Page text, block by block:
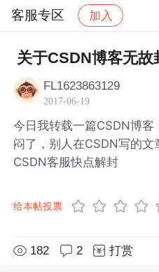
客服专区 加入
社区 客服专区 帖子
关于CSDN博客无故
FL1623863129
2017-06-19
今日我转载一篇CSDN博
闷了，别人在CSDN写的文
CSDN客服快点解封
给本帖投票
182 2 打赏